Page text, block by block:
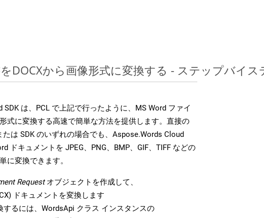
DOCXから画像形式に変換する - ステップバイ
SDK は、PCL で上記で行ったように、MS Word ファイ
式に変換する高速で簡単な方法を提供します。直接の
たは SDK のいずれの場合でも、Aspose.Words Cloud
ドキュメントを JPEG、PNG、BMP、GIF、TIFF などの
に変換できます。
Requestオブジェクトを作成して、
ドキュメントを変換します
するには、WordsApi クラス インスタンスの